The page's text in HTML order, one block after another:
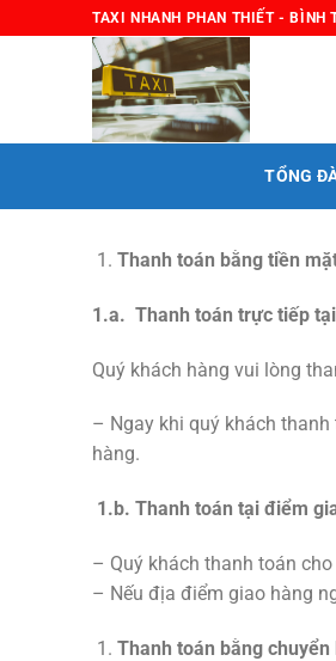
đến
TAXI NHANH PHAN THIẾT - BÌNH
TỔNG
Thanh toán bằng tiền
1.a. Thanh toán trực tiếp
Quý khách hàng vui lòng
– Ngay khi quý khách
hàng.
1.b. Thanh toán tại điểm
– Quý khách thanh toán
– Nếu địa điểm giao hàng
Thanh toán bằng chuyển